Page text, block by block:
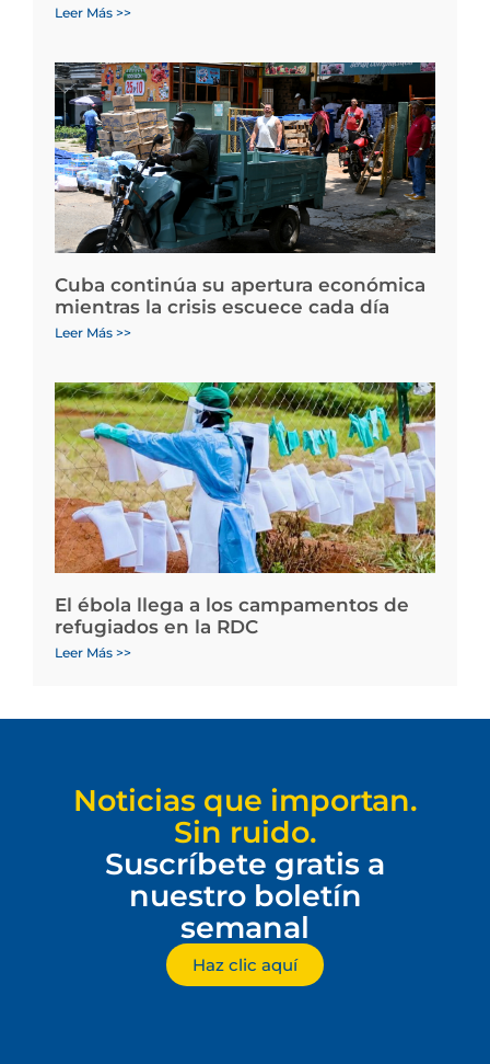
Leer Más >>
Cuba continúa su apertura económica
mientras la crisis escuece cada día
Leer Más >>
El ébola llega a los campamentos de
refugiados en la RDC
Leer Más >>
Noticias que importan.
Sin ruido.
Suscríbete gratis a
nuestro boletín
semanal
Haz clic aquí